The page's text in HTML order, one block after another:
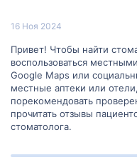
16 Ноя 2024
Привет! Чтобы найти
воспользоваться
Google Maps или
местные аптеки или
порекомендовать
прочитать отзывы
стоматолога.